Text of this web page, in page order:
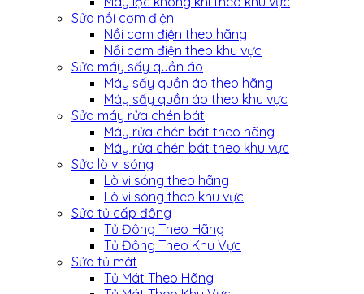
Sửa nồi cơm điện
Nồi cơm điện theo hãng
Nồi cơm điện theo khu vực
Sửa máy sấy quần áo
Máy sấy quần áo theo hãng
Máy sấy quần áo theo khu vực
Sửa máy rửa chén bát
Máy rửa chén bát theo hãng
Máy rửa chén bát theo khu vực
Sửa lò vi sóng
Lò vi sóng theo hãng
Lò vi sóng theo khu vực
Sửa tủ cấp đông
Tủ Đông Theo Hãng
Tủ Đông Theo Khu Vực
Sửa tủ mát
Tủ Mát Theo Hãng